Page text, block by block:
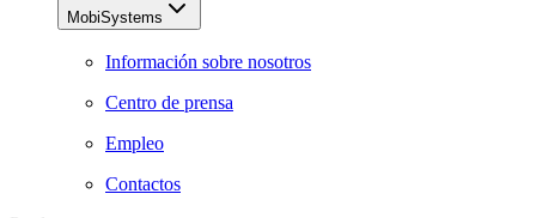
MobiSystems
Información sobre nosotros
Centro de prensa
Empleo
Contactos